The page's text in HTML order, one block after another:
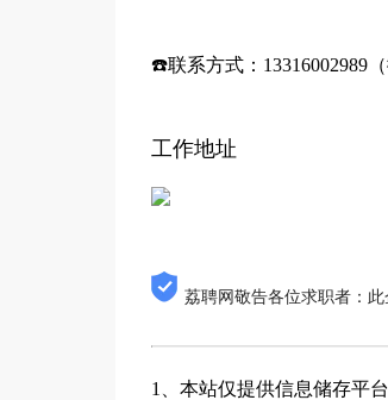
☎️联系方式：13316002989
工作地址
荔聘网敬告各位求职者：
1、本站仅提供信息储存平